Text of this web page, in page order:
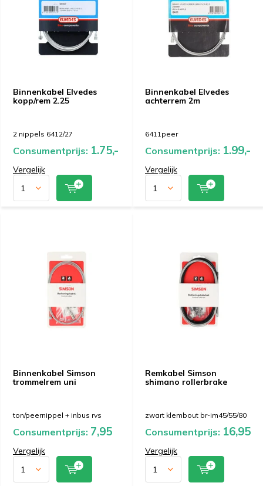
Binnenkabel Elvedes
kopp/rem 2.25
2 nippels 6412/27
Consumentprijs: 1.75,-
Vergelijk
Binnenkabel Elvedes
achterrem 2m
6411peer
Consumentprijs: 1.99,-
Vergelijk
Binnenkabel Simson
trommelrem uni
ton/peernippel + inbus rvs
Consumentprijs: 7,95
Vergelijk
Remkabel Simson
shimano rollerbrake
zwart klembout br-im45/55/80
Consumentprijs: 16,95
Vergelijk